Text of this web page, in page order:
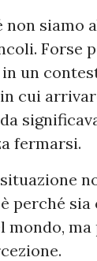
non siamo
Forse
in un
cui
fermarsi.
perché sia
ma